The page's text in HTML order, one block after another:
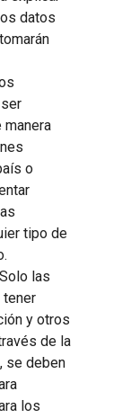
datos
o
tipo de
las
tener
y otros
de la
se deben
los